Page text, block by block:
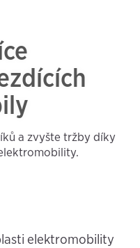
a zvyšte tržby díky
elektromobility